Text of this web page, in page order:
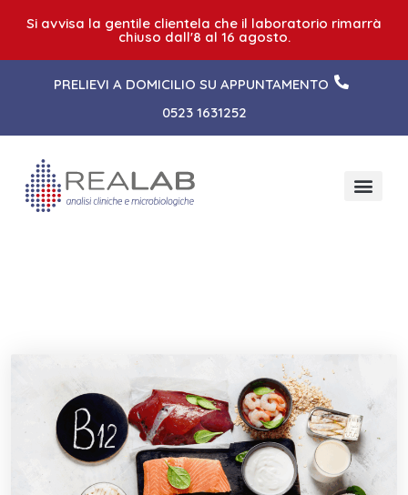
Si avvisa la gentile clientela che il laboratorio rimarrà
chiuso dall'8 al 16 agosto.
PRELIEVI A DOMICILIO SU APPUNTAMENTO
0523 1631252